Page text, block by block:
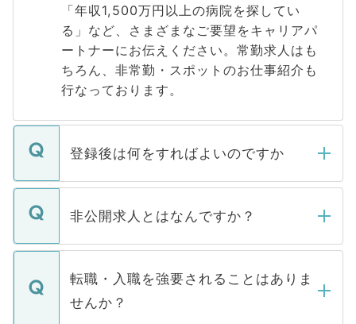
「年収1,500万円以上の病院を探してい
る」など、さまざまなご要望をキャリアパ
ートナーにお伝えください。常勤求人はも
ちろん、非常勤・スポットのお仕事紹介も
行なっております。
登録後は何をすればよいのですか
ご登録いただきましたら、弊社担当者がご
登録内容を確認し、その後メールもしくは
ます。通常、5営業日以内にはご連絡をせて
いただきますので、しばらくお待ちくださ
非公開求人とはなんですか？
マイナビDOCTORで取り扱っている求人の
うち約3割は、Webサイトからご覧いただ
けない「非公開求人」です。非公開求人は
下記の理由によって、一般には公開してい
転職・入職を強要されることはありま
せんか？